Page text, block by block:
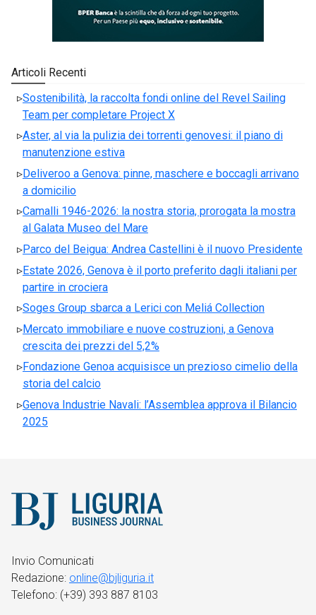
Articoli Recenti
Sostenibilità, la raccolta fondi online del Revel Sailing
Team per completare Project X
Aster, al via la pulizia dei torrenti genovesi: il piano di
manutenzione estiva
Deliveroo a Genova: pinne, maschere e boccagli arrivano
a domicilio
Camalli 1946-2026: la nostra storia, prorogata la mostra
al Galata Museo del Mare
Parco del Beigua: Andrea Castellini è il nuovo Presidente
Estate 2026, Genova è il porto preferito dagli italiani per
partire in crociera
Soges Group sbarca a Lerici con Meliá Collection
Mercato immobiliare e nuove costruzioni, a Genova
crescita dei prezzi del 5,2%
Fondazione Genoa acquisisce un prezioso cimelio della
storia del calcio
Genova Industrie Navali: l’Assemblea approva il Bilancio
2025
Invio Comunicati
Redazione: online@bjliguria.it
Telefono: (+39) 393 887 8103